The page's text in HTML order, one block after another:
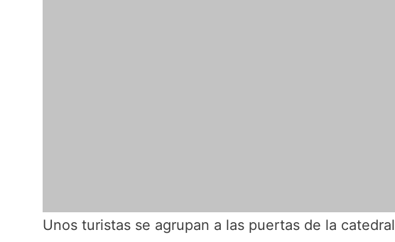
Unos turistas se agrupan a las puertas de la catedral